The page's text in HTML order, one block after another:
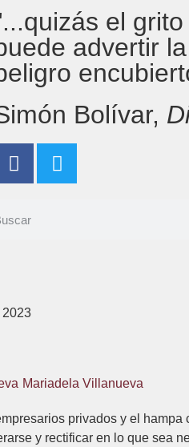
el
advertir
Bolívar,
Mariadela Villanueva
privados y el
y rectificar en lo que sea